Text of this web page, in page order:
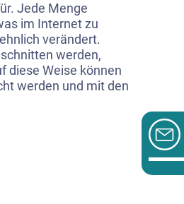
Jede Menge
im Internet zu
verändert.
werden,
diese Weise können
werden und mit den